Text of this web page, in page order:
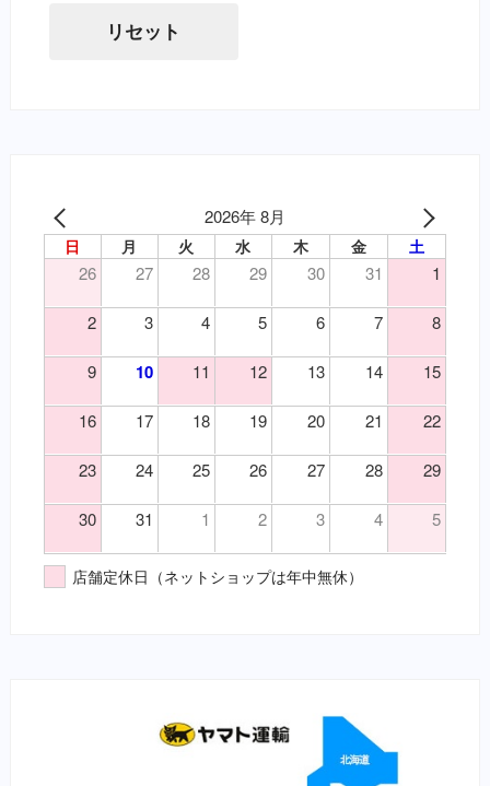
胃腸薬・消化器用（要・犬）
目薬・眼軟膏（要・犬）
泌尿器の薬（要・犬）
吐き気止め（要・犬）
変形性関節症・関節炎（要・犬）
変形性関節症・関節炎（要・猫）
風邪薬・鎮痛剤（要・犬）
鎮静・精神安定・麻酔（要・犬）
代謝性用薬・ホルモン剤（要・犬）
医薬品その他（要・犬・猫）
【総合栄養食】
栄養食（犬）
ブリスミックス（犬）
イティ iti（犬）
イティ iti（猫）
（寄）蚊
（皮）洗浄・殺菌消毒
（皮）湿疹
（皮）皮膚炎
（目）乾性角結膜炎
（目）角膜炎
（神）鎮痛
（神）鎮静
（胃）嘔吐
（胃）消化不良
（胃）食欲不振
（腎）尿毒症
（腎）腎不全
（魚）水草ＯＫ
リセット
2026年 8月
日 月 火 水 木 金 土
26 27 28 29 30 31 1
2 3 4 5 6 7 8
9 10 11 12 13 14 15
16 17 18 19 20 21 22
23 24 25 26 27 28 29
30 31 1 2 3 4 5
店舗定休日（ネットショップは年中無休）